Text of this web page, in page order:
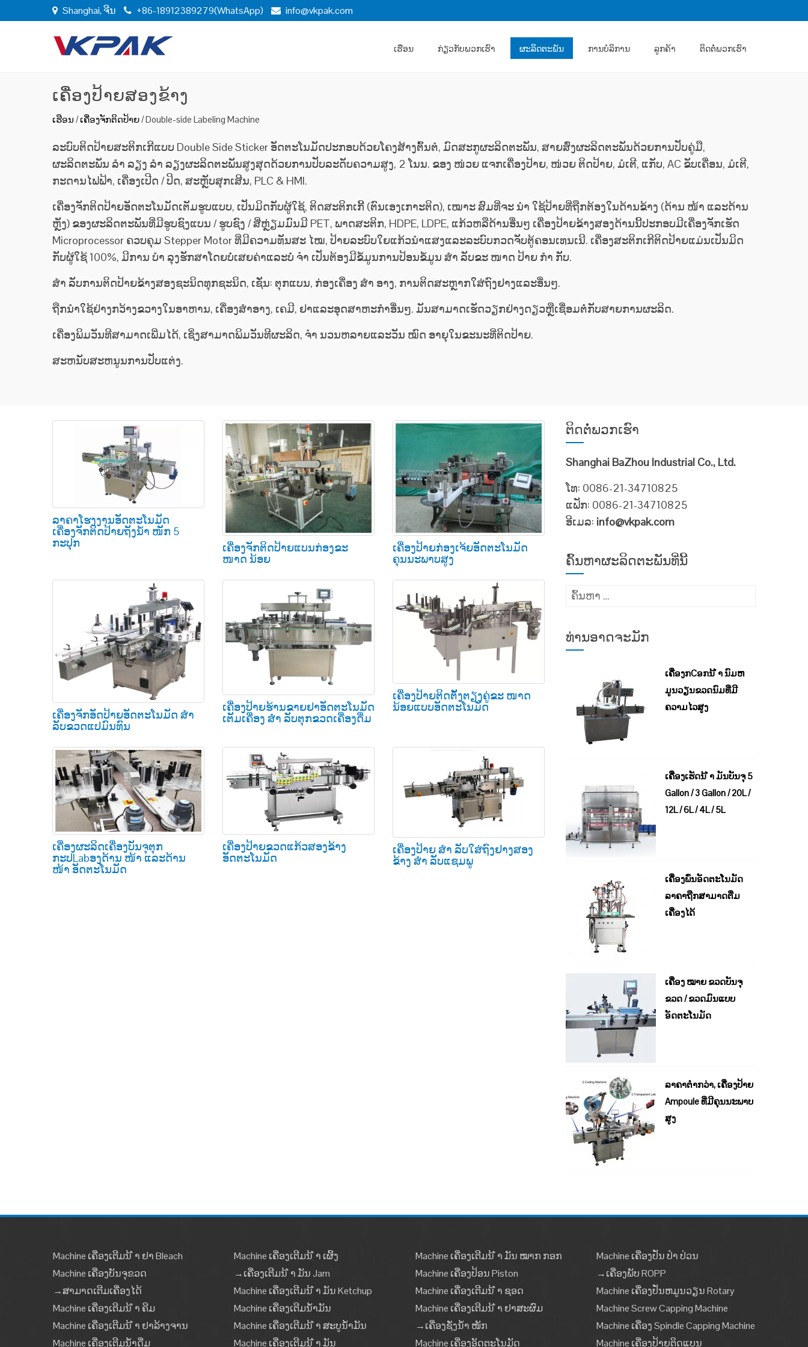
Shanghai, ຈີນ +86-18912389279(WhatsApp) info@vkpak.com
ເຮືອນ ກ່ຽວ​ກັບ​ພວກ​ເຮົາ ຜະລິດຕະພັນ ການບໍລິການ ລູກຄ້າ ຕິດ​ຕໍ່​ພວກ​ເຮົາ
ເຄື່ອງປ້າຍສອງຂ້າງ
ເຮືອນ /ເຄື່ອງຈັກຕິດປ້າຍ/Double-side Labeling Machine
ລະບົບຕິດປ້າຍສະຕິກເກີແບບ Double Side Sticker ອັດຕະໂນມັດປະກອບດ້ວຍໂຄງສ້າງຕົ້ນຕໍ, ມົດສະກູຜະລິດຕະພັນ, ສາຍສົ່ງຜະລິດຕະພັນດ້ວຍການປັບຄູ່ມື,
ຜະລິດຕະພັນ ລຳ ລຽງ ລຳ ລຽງຜະລິດຕະພັນສູງສຸດດ້ວຍການປັບລະດັບຄວາມສູງ, 2 ໂນນ. ຂອງ ໜ່ວຍ ແຈກເຄື່ອງປ້າຍ, ໜ່ວຍ ຕິດປ້າຍ, ມໍເຕີ, ແກັບ, AC ຂັບເຄື່ອນ, ມໍເຕີ,
ກະດານໄຟຟ້າ, ເຄື່ອງເປີດ / ປິດ, ສະຫຼັບສຸກເສີນ, PLC & HMI.
ເຄື່ອງຈັກຕິດປ້າຍອັດຕະໂນມັດເຕັມຮູບແບບ, ເປັນມິດກັບຜູ້ໃຊ້, ຕິດສະຕິກເກີ້ (ຕົນເອງເກາະຕິດ), ເໝາະ ສົມທີ່ຈະ ນຳ ໃຊ້ປ້າຍທີ່ຖືກຕ້ອງໃນດ້ານຂ້າງ (ດ້ານ ໜ້າ ແລະດ້ານ
ຫຼັງ) ຂອງຜະລິດຕະພັນທີ່ມີຮູບຊົງແບນ / ຮູບຊົງ / ສີ່ຫຼ່ຽມມົນມີ PET, ພາດສະຕິກ, HDPE, LDPE, ແກ້ວຫລືດ້ານອື່ນໆ ເຄື່ອງປ້າຍຂ້າງສອງດ້ານນີ້ປະກອບມີເຄື່ອງຈັກເຮັດ
Microprocessor ຄວບຄຸມ Stepper Motor ທີ່ມີຄວາມທັນສະ ໄໝ, ປ້າຍລະບົບໃຍແກ້ວນໍາແສງແລະລະບົບກວດຈັບຕູ້ຄອນເທນເນີ. ເຄື່ອງສະຕິກເກີຕິດປ້າຍແມ່ນເປັນມິດ
ກັບຜູ້ໃຊ້ 100%, ມີການ ບຳ ລຸງຮັກສາໂດຍບໍ່ເສຍຄ່າແລະບໍ່ ຈຳ ເປັນຕ້ອງມີຂໍ້ມູນການປ້ອນຂໍ້ມູນ ສຳ ລັບຂະ ໜາດ ປ້າຍ ກຳ ກັບ.
ສຳ ລັບການຕິດປ້າຍຂ້າງສອງຊະນິດທຸກຊະນິດ, ເຊັ່ນ: ຕຸກແບນ, ກ່ອງເຄື່ອງ ສຳ ອາງ, ການຕິດສະຫຼາກໃສ່ຖົງຢາງແລະອື່ນໆ.
ຖືກນໍາໃຊ້ຢ່າງກວ້າງຂວາງໃນອາຫານ, ເຄື່ອງສໍາອາງ, ເຄມີ, ຢາແລະອຸດສາຫະກໍາອື່ນໆ. ມັນສາມາດເຮັດວຽກຢ່າງດຽວຫຼືເຊື່ອມຕໍ່ກັບສາຍການຜະລິດ.
ເຄື່ອງພິມວັນທີສາມາດເພີ່ມໄດ້, ເຊິ່ງສາມາດພິມວັນທີຜະລິດ, ຈຳ ນວນຫລາຍແລະວັນ ໝົດ ອາຍຸໃນຂະນະທີ່ຕິດປ້າຍ.
ສະຫນັບສະຫນູນການປັບແຕ່ງ.
ລາຄາໂຮງງານອັດຕະໂນມັດ
ເຄື່ອງຈັກຕິດປ້າຍຖັງນໍ້າ ໜັກ 5
ກະປຸກ
ເຄື່ອງຈັກຕິດປ້າຍແບນກ່ອງຂະ
ໜາດ ນ້ອຍ
ເຄື່ອງປ້າຍກ່ອງເຈ້ຍອັດຕະໂນມັດ
ຄຸນນະພາບສູງ
ເຄື່ອງຈັກອັດປ້າຍອັດຕະໂນມັດ ສຳ
ລັບຂວດແປມົນທົນ
ເຄື່ອງປ້າຍຮ້ານຂາຍຢາອັດຕະໂນມັດ
ເຕັມເຄື່ອງ ສຳ ລັບຕຸກຂວດເຄື່ອງດື່ມ
ເຄື່ອງປ້າຍຕິດຕັ້ງຕຽງຄູ່ຂະ ໜາດ
ນ້ອຍແບບອັດຕະໂນມັດ
ເຄື່ອງຜະລິດເຄື່ອງບັນຈຸຕຸກ
ກະປLabອງດ້ານ ໜ້າ ແລະດ້ານ
ໜ້າ ອັດຕະໂນມັດ
ເຄື່ອງປ້າຍຂວດແກ້ວສອງຂ້າງ
ອັດຕະໂນມັດ
ເຄື່ອງປ້າຍ ສຳ ລັບໃສ່ຖົງຢາງສອງ
ຂ້າງ ສຳ ລັບແຊມພູ
ຕິດ​ຕໍ່​ພວກ​ເຮົາ
Shanghai BaZhou Industrial Co., Ltd.
ໂທ: 0086-21-34710825
ແຟັກ: 0086-21-34710825
ອີເມລ: info@vkpak.com
ຄົ້ນຫາຜະລິດຕະພັນທີ່ນີ້
ຄົ້ນຫາ
ທ່ານອາດຈະມັກ
ເຄື່ອງກCອກນ້ ຳ ນົມຫ
ມູນວຽນຂວດນົມທີ່ມີ
ຄວາມໄວສູງ
ເຄື່ອງເຮັດນ້ ຳ ມັນບັນຈຸ 5
Gallon / 3 Gallon / 20L /
12L / 6L / 4L / 5L
ເຄື່ອງພົ່ນອັດຕະໂນມັດ
ລາຄາຖືກສາມາດຕື່ມ
ເຄື່ອງໄດ້
ເຄື່ອງ ໝາຍ ຂວດບັນຈຸ
ຂວດ / ຂວດມົນແບບ
ອັດຕະໂນມັດ
ລາຄາຕໍ່າກວ່າ, ເຄື່ອງປ້າຍ
Ampoule ທີ່ມີຄຸນນະພາບ
ສູງ
Machine ເຄື່ອງເຕີມນ້ ຳ ຢາ Bleach
Machine ເຄື່ອງບັນຈຸຂວດ
→ສາມາດເຕີມເຄື່ອງໄດ້
Machine ເຄື່ອງເຕີມນ້ ຳ ຄີມ
Machine ເຄື່ອງເຕີມນ້ ຳ ຢາລ້າງຈານ
Machine ເຄື່ອງເຕີມນໍ້າດື່ມ
Machine ເຄື່ອງເຕີມນ້ ຳ ເຜິ້ງ
→ເຄື່ອງເຕີມນ້ ຳ ມັນ Jam
Machine ເຄື່ອງເຕີມນ້ ຳ ມັນ Ketchup
Machine ເຄື່ອງເຕີມນໍ້າມັນ
Machine ເຄື່ອງເຕີມນ້ ຳ ສະບູນໍ້າມັນ
Machine ເຄື່ອງເຕີມນ້ ຳ ມັນ
Machine ເຄື່ອງເຕີມນ້ ຳ ມັນ ໝາກ ກອກ
Machine ເຄື່ອງປ້ອນ Piston
Machine ເຄື່ອງເຕີມນ້ ຳ ຊອດ
Machine ເຄື່ອງເຕີມນ້ ຳ ຢາສະຜົມ
→ເຄື່ອງຊັ່ງນໍ້າ ໜັກ
Machine ເຄື່ອງອັດຕະໂນມັດ
Machine ເຄື່ອງປັ່ນ ປຳ ປ່ວນ
→ເຄື່ອງພັບ ROPP
Machine ເຄື່ອງປັ່ນຫມູນວຽນ Rotary
Machine Screw Capping Machine
Machine ເຄື່ອງ Spindle Capping Machine
Machine ເຄື່ອງປ້າຍຕິດແບນ